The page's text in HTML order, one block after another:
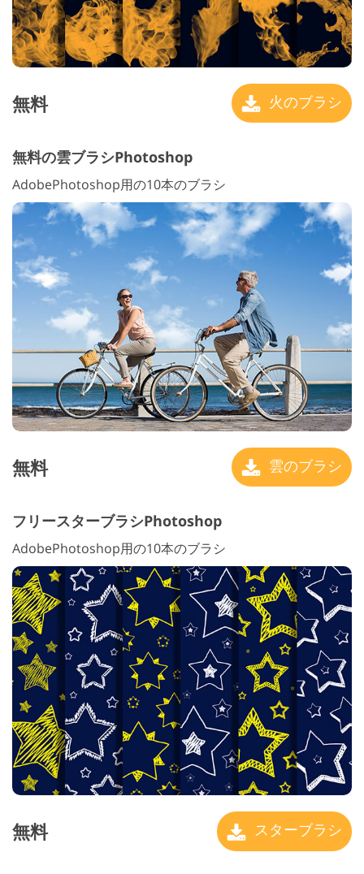
無料 火のブラシ
無料の雲ブラシPhotoshop
AdobePhotoshop用の10本のブラシ
無料 雲のブラシ
フリースターブラシPhotoshop
AdobePhotoshop用の10本のブラシ
無料 スターブラシ